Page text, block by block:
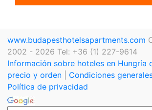
www.budapesthotelsapartments.com
2002 - 2026 Tel: +36 (1) 227-9614
Información sobre hoteles en Hungría
precio y orden
Condiciones
Política de privacidad